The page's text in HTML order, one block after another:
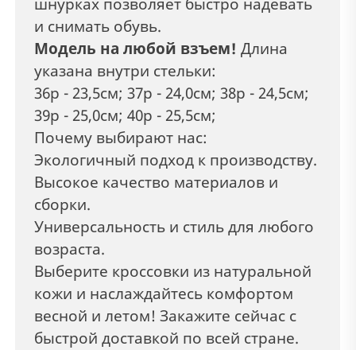
и снимать обувь.
Модель на любой взъем! Длина
указана внутри стельки:
36р - 23,5см; 37р - 24,0см; 38р - 24,5см;
39р - 25,0см; 40р - 25,5см;
Почему выбирают нас:
Экологичный подход к производству.
Высокое качество материалов и
сборки.
Универсальность и стиль для любого
возраста.
Выберите кроссовки из натуральной
кожи и наслаждайтесь комфортом
весной и летом! Закажите сейчас с
быстрой доставкой по всей стране.